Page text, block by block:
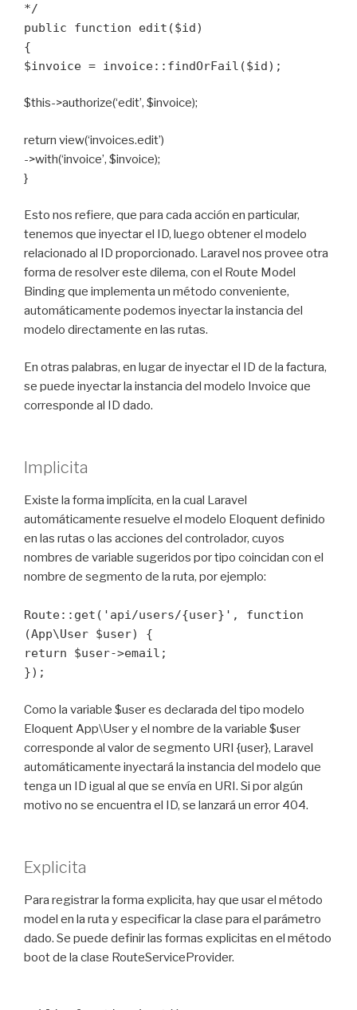
*/
public function edit($id)
{
$invoice = invoice::findOrFail($id);
$this->authorize(‘edit’, $invoice);
return view(‘invoices.edit’)
->with(‘invoice’, $invoice);
}
Esto nos refiere, que para cada acción en particular,
tenemos que inyectar el ID, luego obtener el modelo
relacionado al ID proporcionado. Laravel nos provee otra
forma de resolver este dilema, con el Route Model
Binding que implementa un método conveniente,
automáticamente podemos inyectar la instancia del
modelo directamente en las rutas.
En otras palabras, en lugar de inyectar el ID de la factura,
se puede inyectar la instancia del modelo Invoice que
corresponde al ID dado.
Implicita
Existe la forma implícita, en la cual Laravel
automáticamente resuelve el modelo Eloquent definido
en las rutas o las acciones del controlador, cuyos
nombres de variable sugeridos por tipo coincidan con el
nombre de segmento de la ruta, por ejemplo:
Route::get('api/users/{user}', function
(App\User $user) {
return $user->email;
});
Como la variable $user es declarada del tipo modelo
Eloquent App\User y el nombre de la variable $user
corresponde al valor de segmento URI {user}, Laravel
automáticamente inyectará la instancia del modelo que
tenga un ID igual al que se envía en URI. Si por algún
motivo no se encuentra el ID, se lanzará un error 404.
Explicita
Para registrar la forma explicita, hay que usar el método
model en la ruta y especificar la clase para el parámetro
dado. Se puede definir las formas explicitas en el método
boot de la clase RouteServiceProvider.